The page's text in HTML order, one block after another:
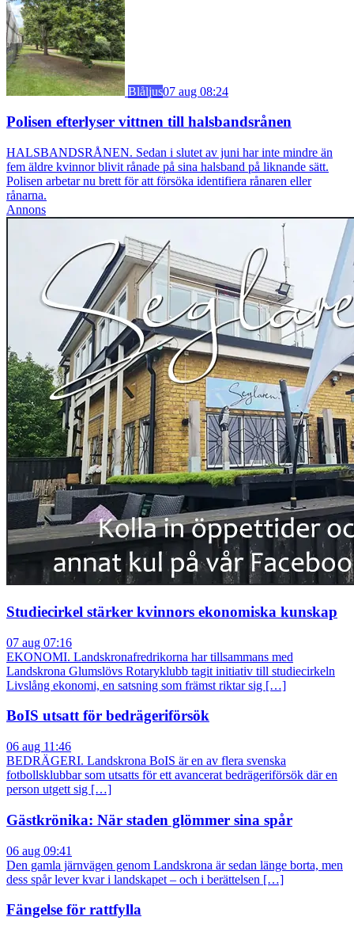
Blåljus07 aug 08:24
Polisen efterlyser vittnen till halsbandsrånen
HALSBANDSRÅNEN. Sedan i slutet av juni har inte mindre än
fem äldre kvinnor blivit rånade på sina halsband på liknande sätt.
Polisen arbetar nu brett för att försöka identifiera rånaren eller
rånarna.
Annons
Studiecirkel stärker kvinnors ekonomiska kunskap
07 aug 07:16
EKONOMI. Landskronafredrikorna har tillsammans med
Landskrona Glumslövs Rotaryklubb tagit initiativ till studiecirkeln
Livslång ekonomi, en satsning som främst riktar sig […]
BoIS utsatt för bedrägeriförsök
06 aug 11:46
BEDRÄGERI. Landskrona BoIS är en av flera svenska
fotbollsklubbar som utsatts för ett avancerat bedrägeriförsök där en
person utgett sig […]
Gästkrönika: När staden glömmer sina spår
06 aug 09:41
Den gamla järnvägen genom Landskrona är sedan länge borta, men
dess spår lever kvar i landskapet – och i berättelsen […]
Fängelse för rattfylla